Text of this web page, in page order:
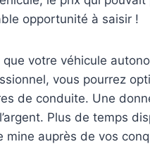
opportunité à saisir !
que votre véhicule
vous pourrez
de conduite. Une
Plus de temps
mine auprès de vos